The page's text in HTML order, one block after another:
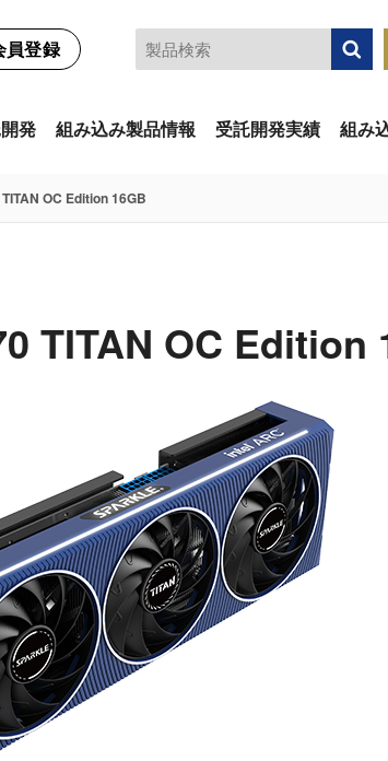
員登録
発 組み込み製品情報 受託開発実績 組み
OC Edition 16GB
TITAN OC Edition